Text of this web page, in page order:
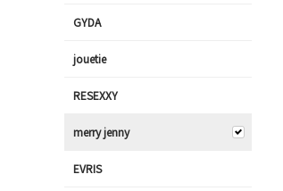
GYDA
jouetie
RESEXXY
merry jenny
EVRIS